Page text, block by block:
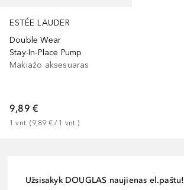
ESTÉE LAUDER
Double Wear
Stay-In-Place Pump
Makiažo aksesuaras
9,89 €
1 vnt. (9,89 € / 1 vnt.)
Užsisakyk DOUGLAS naujienas el.paštu!